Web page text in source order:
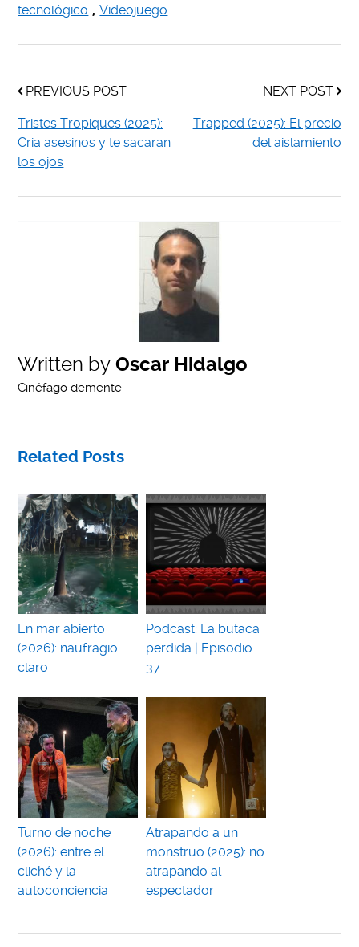
tecnológico , Videojuego
PREVIOUS POST
Tristes Tropiques (2025):
Cria asesinos y te sacaran
los ojos
NEXT POST
Trapped (2025): El precio
del aislamiento
Written by Oscar Hidalgo
Cinéfago demente
Related Posts
En mar abierto
(2026): naufragio
claro
Podcast: La butaca
perdida | Episodio
37
Turno de noche
(2026): entre el
cliché y la
autoconciencia
Atrapando a un
monstruo (2025): no
atrapando al
espectador